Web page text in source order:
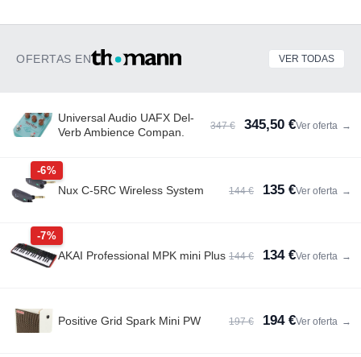
OFERTAS EN VER TODAS
Universal Audio UAFX Del-
Verb Ambience Compan.
347 € 345,50 €Ver oferta →
-6%
Nux C-5RC Wireless System 144 € 135 €Ver oferta →
-7%
AKAI Professional MPK mini Plus 144 € 134 €Ver oferta →
Positive Grid Spark Mini PW 197 € 194 €Ver oferta →